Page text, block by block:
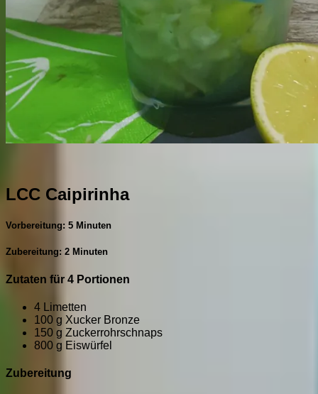
LCC Caipirinha
Vorbereitung: 5 Minuten
Zubereitung: 2 Minuten
Zutaten für 4 Portionen
4 Limetten
100 g Xucker Bronze
150 g Zuckerrohrschnaps
800 g Eiswürfel
Zubereitung